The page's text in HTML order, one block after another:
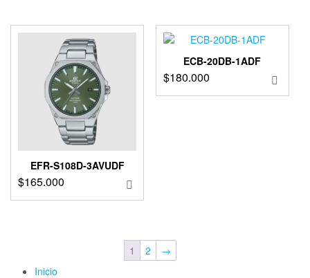
EFR-S108D-3AVUDF
$165.000
ECB-20DB-1ADF
$180.000
1 2
→
Inicio